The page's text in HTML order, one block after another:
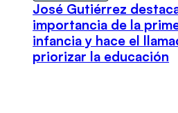
José Gutiérrez
importancia de la
infancia y hace el
priorizar la educación